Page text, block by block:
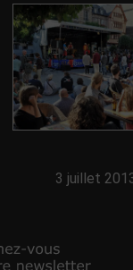
3 juillet